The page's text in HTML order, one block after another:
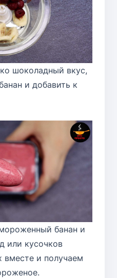
шоколадный вкус,
и добавить к
банан и
или кусочков
вместе и получаем